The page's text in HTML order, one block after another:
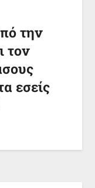
την
τον
εσείς